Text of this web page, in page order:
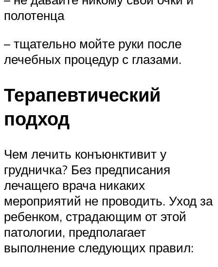
полотенца
– тщательно мойте руки после
лечебных процедур с глазами.
Терапевтический
подход
Чем лечить конъюнктивит у
грудничка? Без предписания
лечащего врача никаких
мероприятий не проводить. Уход за
ребенком, страдающим от этой
патологии, предполагает
выполнение следующих правил: